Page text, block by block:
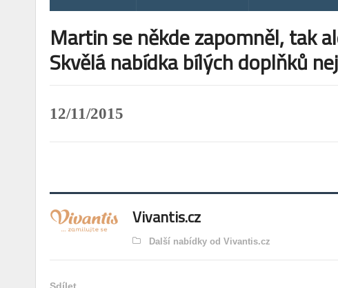
Martin se někde zapomněl, tak
Skvělá nabídka bílých doplňků
12/11/2015
Vivantis.cz
Další nabídky od Vivantis.cz